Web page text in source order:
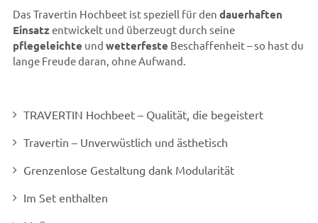
Das Travertin Hochbeet ist speziell für dendauerhaften
Einsatz entwickelt und überzeugt durch seine
pflegeleichte undwetterfeste Beschaffenheit – so hast du
lange Freude daran, ohne Aufwand.
TRAVERTIN Hochbeet – Qualität, die begeistert
Travertin – Unverwüstlich und ästhetisch
Grenzenlose Gestaltung dank Modularität
Im Set enthalten